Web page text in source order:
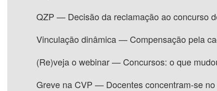
QZP — Decisão da reclamação ao concurso
Vinculação dinâmica — Compensação pela
(Re)veja o webinar — Concursos: o que
Greve na CVP — Docentes concentram-se